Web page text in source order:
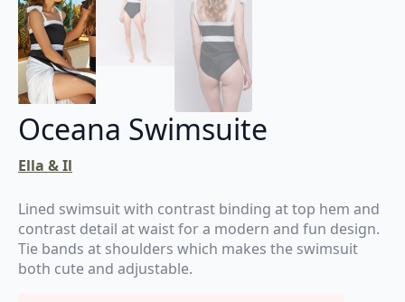
Oceana Swimsuite
Ella & Il
Lined swimsuit with contrast binding at top hem and
contrast detail at waist for a modern and fun design.
Tie bands at shoulders which makes the swimsuit
both cute and adjustable.